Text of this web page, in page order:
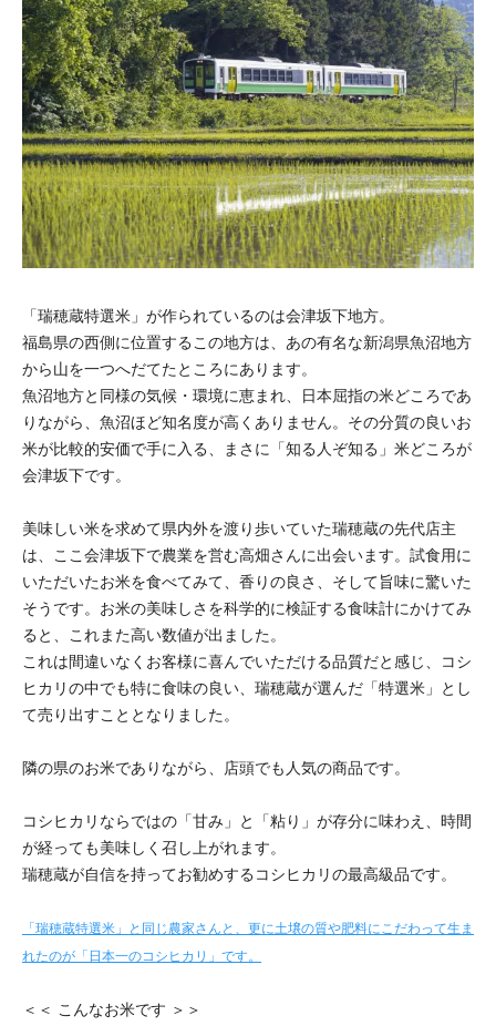
「瑞穂蔵特選米」が作られているのは会津坂下地方。
福島県の西側に位置するこの地方は、あの有名な新潟県魚沼地方
から山を一つへだてたところにあります。
魚沼地方と同様の気候・環境に恵まれ、日本屈指の米どころであ
りながら、魚沼ほど知名度が高くありません。その分質の良いお
米が比較的安価で手に入る、まさに「知る人ぞ知る」米どころが
会津坂下です。
美味しい米を求めて県内外を渡り歩いていた瑞穂蔵の先代店主
は、ここ会津坂下で農業を営む高畑さんに出会います。試食用に
いただいたお米を食べてみて、香りの良さ、そして旨味に驚いた
そうです。お米の美味しさを科学的に検証する食味計にかけてみ
ると、これまた高い数値が出ました。
これは間違いなくお客様に喜んでいただける品質だと感じ、コシ
ヒカリの中でも特に食味の良い、瑞穂蔵が選んだ「特選米」とし
て売り出すこととなりました。
隣の県のお米でありながら、店頭でも人気の商品です。
コシヒカリならではの「甘み」と「粘り」が存分に味わえ、時間
が経っても美味しく召し上がれます。
瑞穂蔵が自信を持ってお勧めするコシヒカリの最高級品です。
「瑞穂蔵特選米」と同じ農家さんと、更に土壌の質や肥料にこだわって生ま
れたのが「日本一のコシヒカリ」です。
＜＜ こんなお米です ＞＞